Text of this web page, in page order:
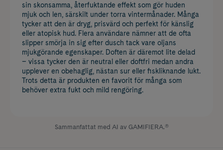
sin skonsamma, återfuktande effekt som gör huden
mjuk och len, särskilt under torra vintermånader. Många
tycker att den är dryg, prisvärd och perfekt för känslig
eller atopisk hud. Flera användare nämner att de ofta
slipper smörja in sig efter dusch tack vare oljans
mjukgörande egenskaper. Doften är däremot lite delad
– vissa tycker den är neutral eller doftfri medan andra
upplever en obehaglig, nästan sur eller fiskliknande lukt.
Trots detta är produkten en favorit för många som
behöver extra fukt och mild rengöring.
Sammanfattat med AI av GAMIFIERA.®